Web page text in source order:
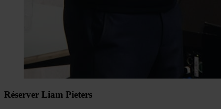
Réserver Liam Pieters